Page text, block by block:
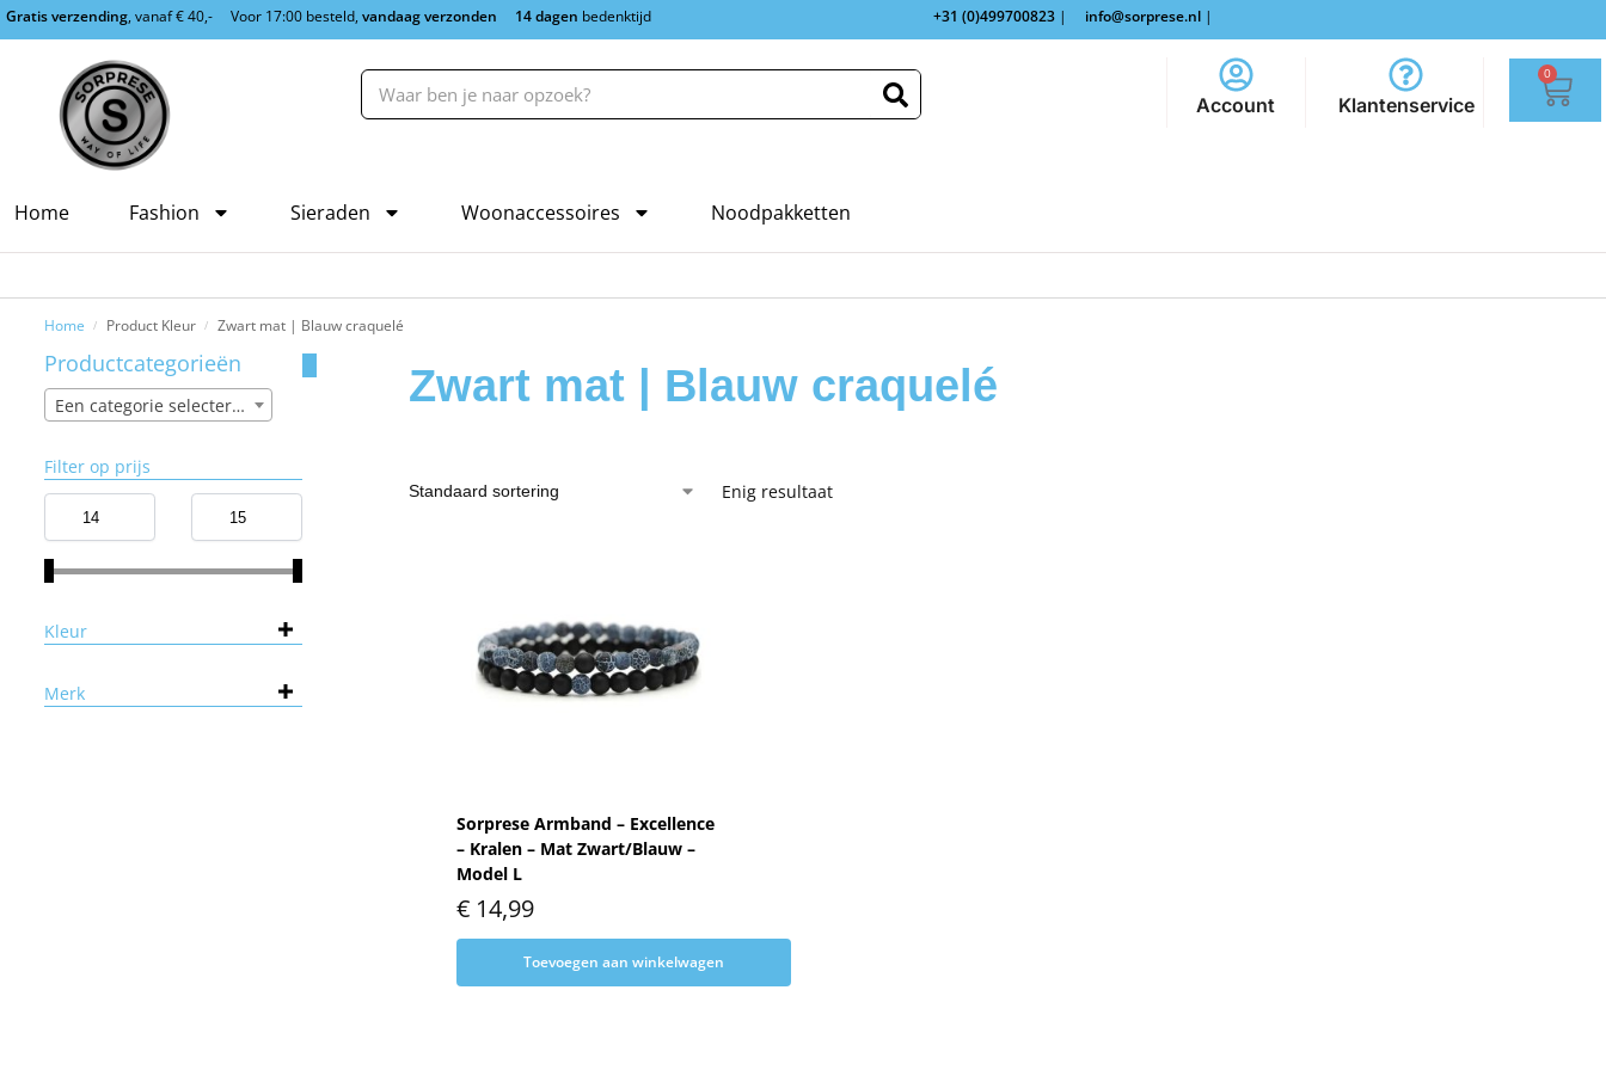
Gratis verzending, vanaf € 40,- Voor 17:00 besteld,vandaag verzonden 14 dagen bedenktijd +31 (0)499700823 | info@sorprese.nl |
Account Klantenservice
0
Home Fashion Sieraden Woonaccessoires Noodpakketten
Home / Product Kleur / Zwart mat | Blauw craquelé
Zwart mat | Blauw craquelé
Enig resultaat
Sorprese Armband – Excellence
– Kralen – Mat Zwart/Blauw –
Model L
€14,99
Toevoegen aan winkelwagen
Productcategorieën
Een categorie selecteren
Filter op prijs
Kleur
Merk